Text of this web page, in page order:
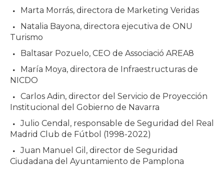
Marta Morrás, directora de Marketing Veridas
Natalia Bayona, directora ejecutiva de ONU
Turismo
Baltasar Pozuelo, CEO de Associació AREA8
María Moya, directora de Infraestructuras de
NICDO
Carlos Adin, director del Servicio de Proyección
Institucional del Gobierno de Navarra
Julio Cendal, responsable de Seguridad del Real
Madrid Club de Fútbol (1998-2022)
Juan Manuel Gil, director de Seguridad
Ciudadana del Ayuntamiento de Pamplona